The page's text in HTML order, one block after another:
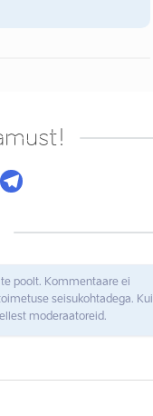
poolt. Kommentaare ei
seisukohtadega. Kui
moderaatoreid.